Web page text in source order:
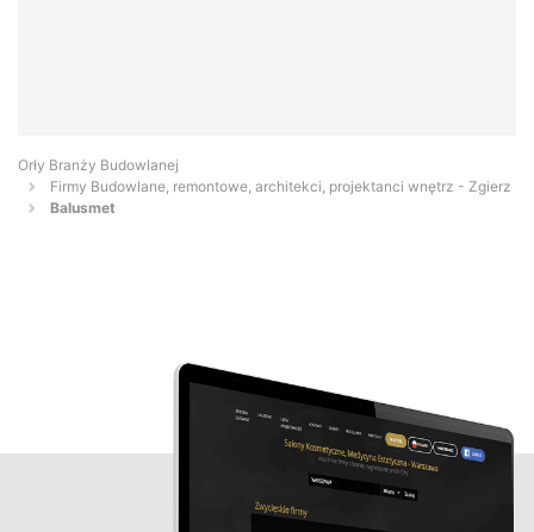
Orły Branży Budowlanej
Firmy Budowlane, remontowe, architekci, projektanci wnętrz - Zgierz
Balusmet